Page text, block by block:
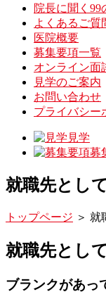
院長に聞く99
よくあるご質
医院概要
募集要項一覧
オンライン面
見学のご案内
お問い合わせ
プライバシー
見学
募
就職先とし
トップページ ＞ 就
就職先とし
ブランクがあっ